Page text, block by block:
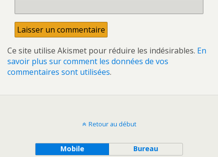
Ce site utilise Akismet pour réduire les indésirables. En
savoir plus sur comment les données de vos
commentaires sont utilisées.
Retour au début
Mobile Bureau